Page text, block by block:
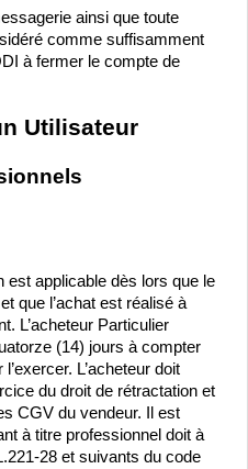
ainsi que toute
comme suffisamment
à fermer le compte de
Utilisateur
est applicable dès lors que le
que l’achat est réalisé à
L’acheteur Particulier
(14) jours à compter
L’acheteur doit
du droit de rétractation et
CGV du vendeur. Il est
à titre professionnel doit à
28 et suivants du code